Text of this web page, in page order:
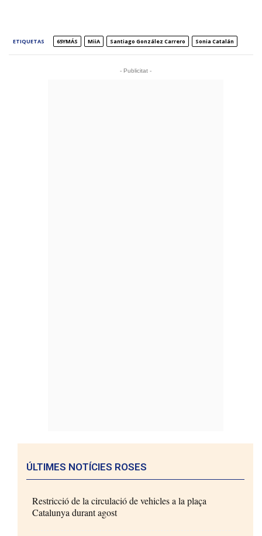
ETIQUETAS 65YMÁS MiiA Santiago González Carrero Sonia Catalán
- Publicitat -
ÚLTIMES NOTÍCIES ROSES
Restricció de la circulació de vehicles a la plaça
Catalunya durant agost